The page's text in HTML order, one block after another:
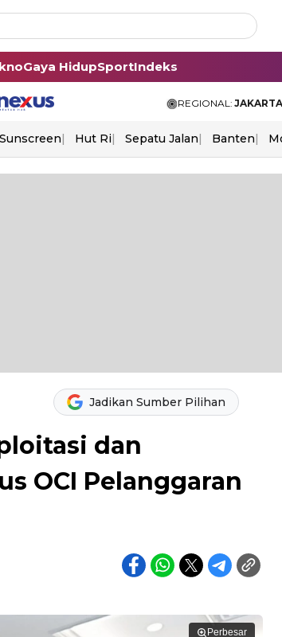
Gaya HidupSportIndeks
REGIONAL: JAKARTA
Sunscreen Hut Ri Sepatu Jalan Banten
Jadikan Sumber Pilihan
dan
OCI Pelanggaran
Perbesar